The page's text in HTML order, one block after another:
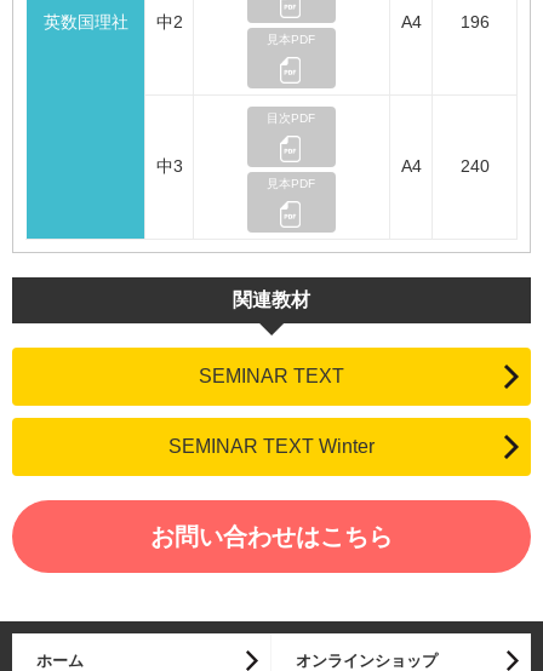
英数国理社 中2
見本PDF
A4 196
中3
目次PDF
見本PDF
A4 240
関連教材
SEMINAR TEXT
SEMINAR TEXT Winter
お問い合わせはこちら
ホーム オンラインショップ